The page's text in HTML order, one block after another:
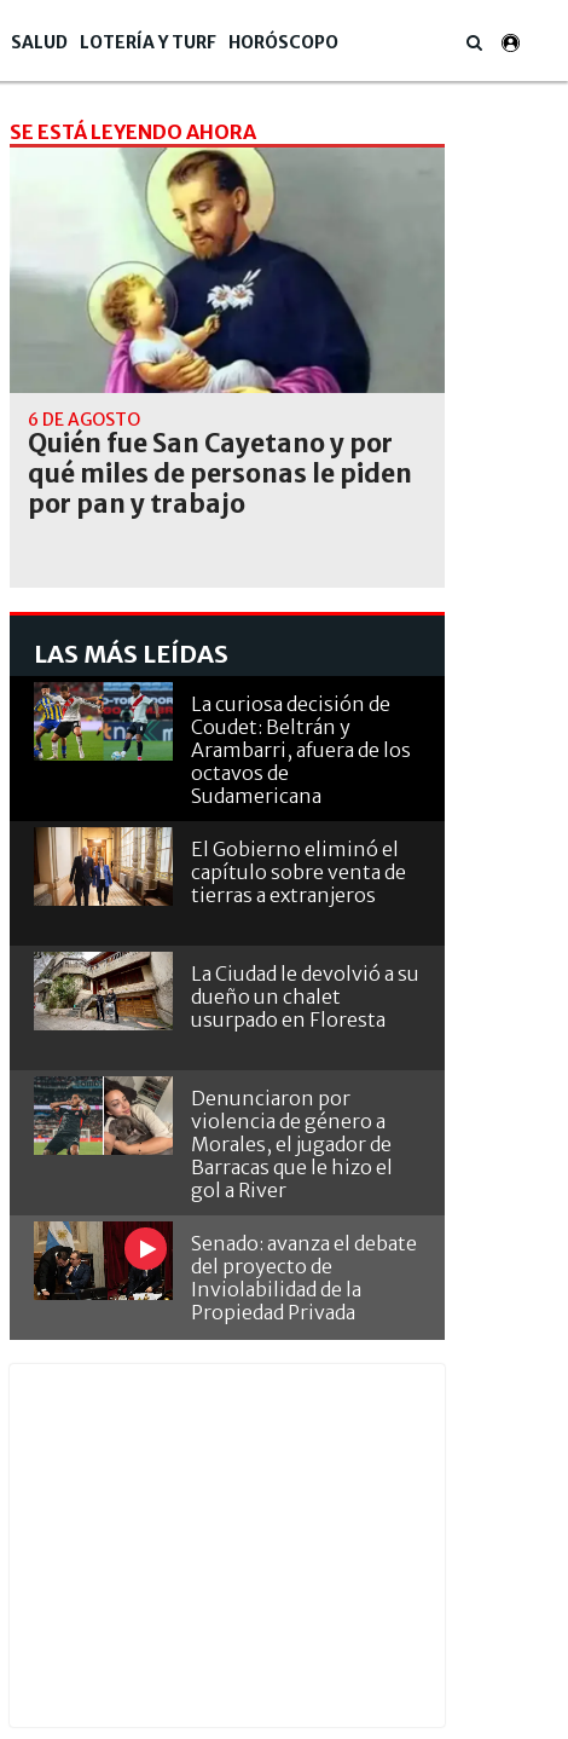
SALUD LOTERÍA Y TURF HORÓSCOPO
SE ESTÁ LEYENDO AHORA
6 DE AGOSTO
Quién fue San Cayetano y por
qué miles de personas le piden
por pan y trabajo
LAS MÁS LEÍDAS
La curiosa decisión de
Coudet: Beltrán y
Arambarri, afuera de los
octavos de
Sudamericana
El Gobierno eliminó el
capítulo sobre venta de
tierras a extranjeros
La Ciudad le devolvió a su
dueño un chalet
usurpado en Floresta
Denunciaron por
violencia de género a
Morales, el jugador de
Barracas que le hizo el
gol a River
Senado: avanza el debate
del proyecto de
Inviolabilidad de la
Propiedad Privada